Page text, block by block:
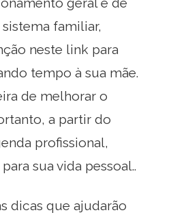
familiar,
neste link para
tempo à sua mãe.
de melhorar o
a partir do
profissional,
sua vida pessoal..
dicas que ajudarão